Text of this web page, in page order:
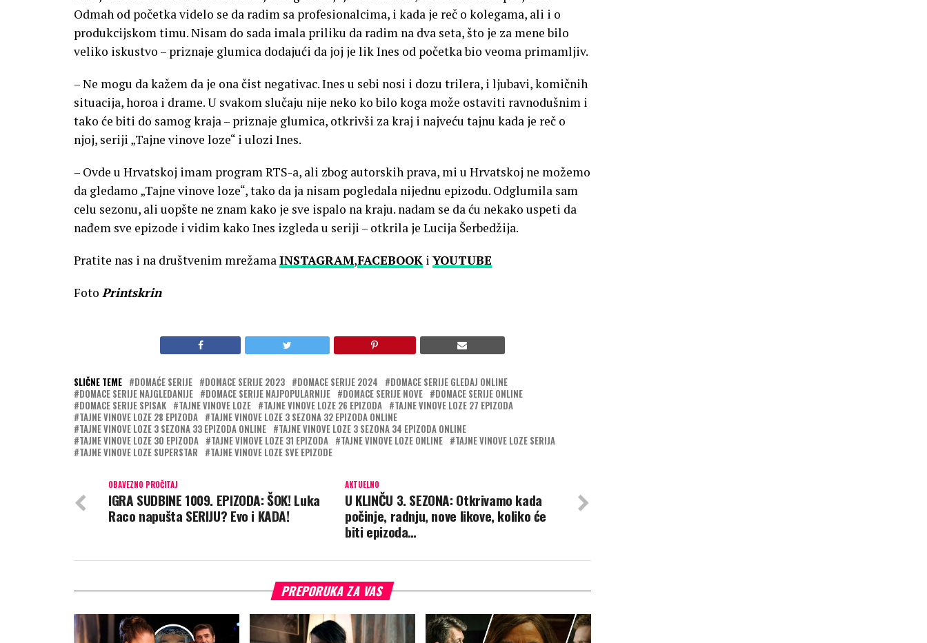
Odmah od početka videlo se da radim sa profesionalcima, i kada je reč o kolegama, ali i o
produkcijskom timu. Nisam do sada imala priliku da radim na dva seta, što je za mene bilo
veliko iskustvo – priznaje glumica dodajući da joj je lik Ines od početka bio veoma primamljiv.
– Ne mogu da kažem da je ona čist negativac. Ines u sebi nosi i dozu trilera, i ljubavi, komičnih
situacija, horoa i drame. U svakom slučaju nije neko ko bilo koga može ostaviti ravnodušnim i
tako će biti do samog kraja – priznaje glumica, otkrivši za kraj i najveću tajnu kada je reč o
njoj, seriji „Tajne vinove loze“ i ulozi Ines.
– Ovde u Hrvatskoj imam program RTS-a, ali zbog autorskih prava, mi u Hrvatskoj ne možemo
da gledamo „Tajne vinove loze“, tako da ja nisam pogledala nijednu epizodu. Odglumila sam
celu sezonu, ali uopšte ne znam kako je sve ispalo na kraju. nadam se da ću nekako uspeti da
nađem sve epizode i vidim kako Ines izgleda u seriji – otkrila je Lucija Šerbedžija.
Pratite nas i na društvenim mrežamaINSTAGRAM,FACEBOOK i YOUTUBE
Foto Printskrin
SLIČNE TEME DOMAĆE SERIJE DOMACE SERIJE 2023 DOMACE SERIJE 2024
DOMACE SERIJE GLEDAJ ONLINE
DOMACE SERIJE NAJGLEDANIJE
DOMACE SERIJE NAJPOPULARNIJE DOMACE SERIJE NOVE
DOMACE SERIJE ONLINE
DOMACE SERIJE SPISAK
TAJNE VINOVE LOZE TAJNE VINOVE LOZE 26 EPIZODA
TAJNE VINOVE LOZE 27 EPIZODA
TAJNE VINOVE LOZE 28 EPIZODA
TAJNE VINOVE LOZE 3 SEZONA 32 EPIZODA ONLINE
TAJNE VINOVE LOZE 3 SEZONA 33 EPIZODA ONLINE
TAJNE VINOVE LOZE 3 SEZONA 34 EPIZODA ONLINE
TAJNE VINOVE LOZE 30 EPIZODA
TAJNE VINOVE LOZE 31 EPIZODA TAJNE VINOVE LOZE ONLINE
TAJNE VINOVE LOZE SERIJA
TAJNE VINOVE LOZE SUPERSTAR
TAJNE VINOVE LOZE SVE EPIZODE
AKTUELNO
U KLINČU 3. SEZONA: Otkrivamo kada
počinje, radnju, nove likove, koliko će
biti epizoda…
OBAVEZNO PROČITAJ
IGRA SUDBINE 1009. EPIZODA: ŠOK! Luka
Raco napušta SERIJU? Evo i KADA!
PREPORUKA ZA VAS